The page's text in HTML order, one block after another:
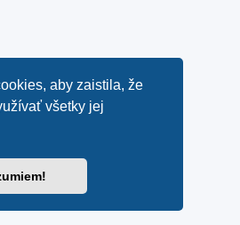
aby zaistila, že
všetky jej